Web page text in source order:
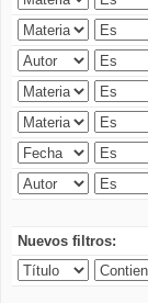
Nuevos filtros: